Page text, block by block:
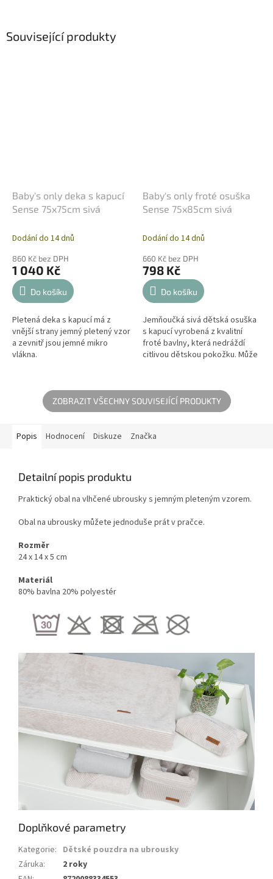
Související produkty
Baby's only deka s kapucí
Sense 75x75cm sivá
Dodání do 14 dnů
860 Kč bez DPH
1 040 Kč
Do košíku
Pletená deka s kapucí má z
vnější strany jemný pletený vzor
a zevnitř jsou jemné mikro
vlákna.
Baby's only froté osuška
Sense 75x85cm sivá
Dodání do 14 dnů
660 Kč bez DPH
798 Kč
Do košíku
Jemňoučká sivá dětská osuška
s kapucí vyrobená z kvalitní
froté bavlny, která nedráždí
citlivou dětskou pokožku. Může
ZOBRAZIT VŠECHNY SOUVISEJÍCÍ PRODUKTY
Popis Hodnocení Diskuze Značka
Detailní popis produktu
Praktický obal na vlhčené ubrousky s jemným pleteným vzorem.
Obal na ubrousky můžete jednoduše prát v pračce.
Rozměr
24 x 14 x 5 cm
Materiál
80% bavlna 20% polyestér
Doplňkové parametry
Kategorie: Dětské pouzdra na ubrousky
Záruka:
2 roky